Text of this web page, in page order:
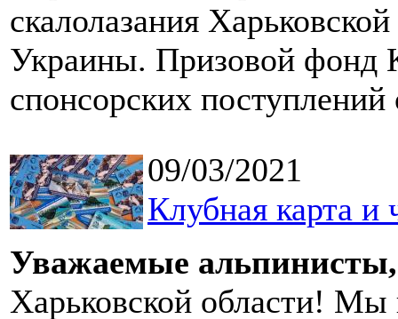
скалолазания
Украины. Призовой фонд
спонсорских поступлений
09/03/2021
Клубная карта и
Уважаемые
Харьковской области! Мы